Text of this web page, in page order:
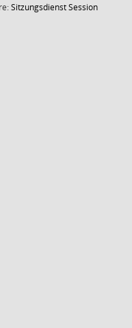
SitzungsdienstSession(Wird in